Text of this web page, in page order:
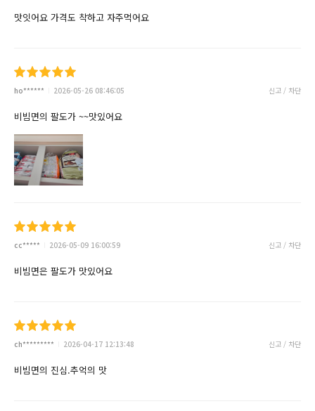
맛잇어요 가격도 착하고 자주먹어요
ho****** 2026-05-26 08:46:05 신고 / 차단
비빔면의 팔도가 ~~맛있어요
cc***** 2026-05-09 16:00:59 신고 / 차단
비빔면은 팔도가 맛있어요
ch********* 2026-04-17 12:13:48 신고 / 차단
비빔면의 진심.추억의 맛